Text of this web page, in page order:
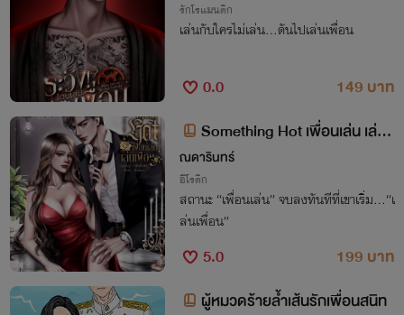
รักโรแมนติก
เล่นกับใครไม่เล่น…ดันไปเล่นเพื่อน
0.0
149 บาท
Something Hot เพื่อนเล่น เล่นเ
พื่อน
ณดารินทร์
อีโรติก
สถานะ “เพื่อนเล่น” จบลงทันทีที่เขาเริ่ม...“เ
ล่นเพื่อน”
5.0
199 บาท
ผู้หมวดร้ายล้ำเส้นรักเพื่อนสนิท